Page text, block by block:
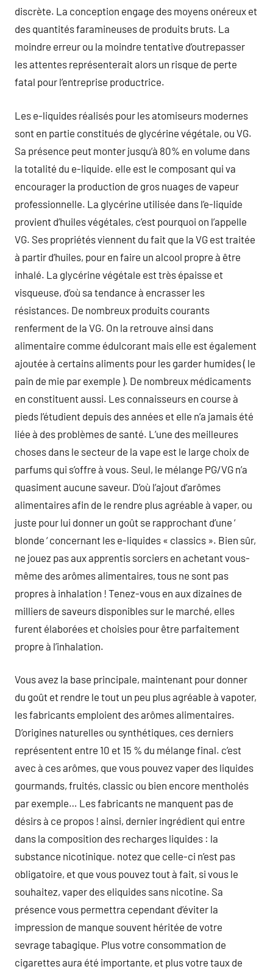
discrète. La conception engage des moyens onéreux et
des quantités faramineuses de produits bruts. La
moindre erreur ou la moindre tentative d’outrepasser
les attentes représenterait alors un risque de perte
fatal pour l’entreprise productrice.
Les e-liquides réalisés pour les atomiseurs modernes
sont en partie constitués de glycérine végétale, ou VG.
Sa présence peut monter jusqu’à 80% en volume dans
la totalité du e-liquide. elle est le composant qui va
encourager la production de gros nuages de vapeur
professionnelle. La glycérine utilisée dans l’e-liquide
provient d’huiles végétales, c’est pourquoi on l’appelle
VG. Ses propriétés viennent du fait que la VG est traitée
à partir d’huiles, pour en faire un alcool propre à être
inhalé. La glycérine végétale est très épaisse et
visqueuse, d’où sa tendance à encrasser les
résistances. De nombreux produits courants
renferment de la VG. On la retrouve ainsi dans
alimentaire comme édulcorant mais elle est également
ajoutée à certains aliments pour les garder humides ( le
pain de mie par exemple ). De nombreux médicaments
en constituent aussi. Les connaisseurs en course à
pieds l’étudient depuis des années et elle n’a jamais été
liée à des problèmes de santé. L’une des meilleures
choses dans le secteur de la vape est le large choix de
parfums qui s’offre à vous. Seul, le mélange PG/VG n’a
quasiment aucune saveur. D’où l’ajout d’arômes
alimentaires afin de le rendre plus agréable à vaper, ou
juste pour lui donner un goût se rapprochant d’une ‘
blonde ‘ concernant les e-liquides « classics ». Bien sûr,
ne jouez pas aux apprentis sorciers en achetant vous-
même des arômes alimentaires, tous ne sont pas
propres à inhalation ! Tenez-vous en aux dizaines de
milliers de saveurs disponibles sur le marché, elles
furent élaborées et choisies pour être parfaitement
propre à l’inhalation.
Vous avez la base principale, maintenant pour donner
du goût et rendre le tout un peu plus agréable à vapoter,
les fabricants emploient des arômes alimentaires.
D’origines naturelles ou synthétiques, ces derniers
représentent entre 10 et 15 % du mélange final. c’est
avec à ces arômes, que vous pouvez vaper des liquides
gourmands, fruités, classic ou bien encore mentholés
par exemple… Les fabricants ne manquent pas de
désirs à ce propos ! ainsi, dernier ingrédient qui entre
dans la composition des recharges liquides : la
substance nicotinique. notez que celle-ci n’est pas
obligatoire, et que vous pouvez tout à fait, si vous le
souhaitez, vaper des eliquides sans nicotine. Sa
présence vous permettra cependant d’éviter la
impression de manque souvent héritée de votre
sevrage tabagique. Plus votre consommation de
cigarettes aura été importante, et plus votre taux de